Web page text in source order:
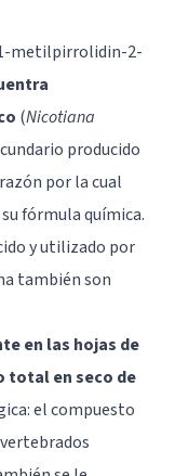
metilpirrolidin-2-
(Nicotiana
producido
por la cual
fórmula química.
y utilizado por
también son
en las hojas de
total en seco de
el compuesto